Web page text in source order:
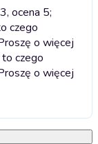
ocena 5;
czego
o więcej
czego
o więcej